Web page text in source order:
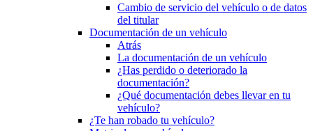
Cambio de servicio del vehículo o de datos
del titular
Documentación de un vehículo
Atrás
La documentación de un vehículo
¿Has perdido o deteriorado la
documentación?
¿Qué documentación debes llevar en tu
vehículo?
¿Te han robado tu vehículo?